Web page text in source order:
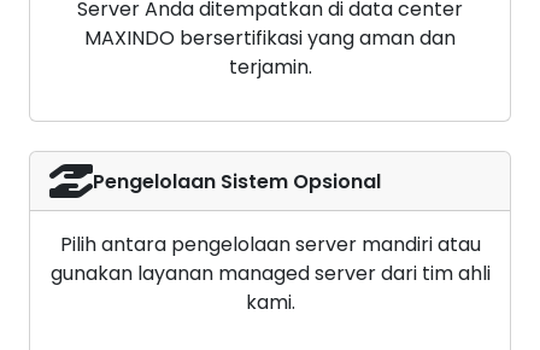
Server Anda ditempatkan di data center
MAXINDO bersertifikasi yang aman dan
terjamin.
Pengelolaan Sistem Opsional
Pilih antara pengelolaan server mandiri atau
gunakan layanan managed server dari tim ahli
kami.